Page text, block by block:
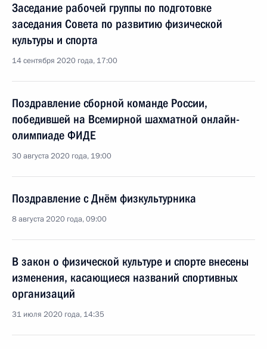
Заседание рабочей группы по подготовке
заседания Совета по развитию физической
культуры и спорта
14 сентября 2020 года, 17:00
Поздравление сборной команде России,
победившей на Всемирной шахматной онлайн-
олимпиаде ФИДЕ
30 августа 2020 года, 19:00
Поздравление с Днём физкультурника
8 августа 2020 года, 09:00
В закон о физической культуре и спорте внесены
изменения, касающиеся названий спортивных
организаций
31 июля 2020 года, 14:35